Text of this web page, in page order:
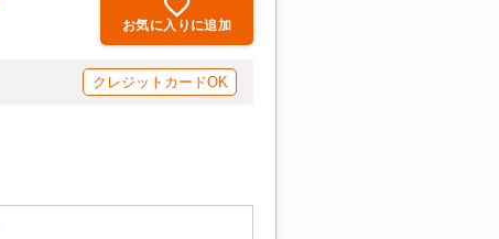
お気に入りに追加
クレジットカードOK